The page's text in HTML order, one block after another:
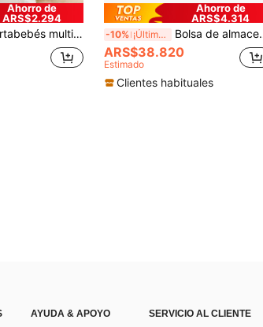
Ahorro de
ARS$2.294
bebés e infantes, fular portador ajustable de uso frontal para recién nacidos y niños pequeños, portátil y ligero, apto para todas las estaciones
Ahorro de
ARS$4.314
-10% ¡Últimos 3 días Bolsa de almacenamiento para el respaldo del asiento del coche de cuero, organizador de asiento trasero para botellas, vasos, pañuelos, alfombrilla antirrasguños
ARS$38.820
Estimado
Clientes habituales
AYUDA & APOYO SERVICIO AL CLIENTE